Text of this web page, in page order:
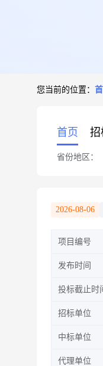
您当前的位置：
首页 招
省份地区：
2026-08-06
项目编号
发布时间
投标截止时
招标单位
中标单位
代理单位